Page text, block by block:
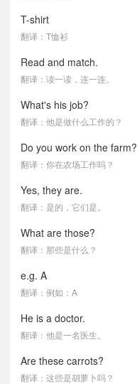
T-shirt
翻译：T恤衫
Read and match.
翻译：读一读，连一连。
What's his job?
翻译：他是做什么工作的？
Do you work on the farm?
翻译：你在农场工作吗？
Yes, they are.
翻译：是的，它们是。
What are those?
翻译：那些是什么？
e.g. A
翻译：例如：A
He is a doctor.
翻译：他是一名医生。
Are these carrots?
翻译：这些是胡萝卜吗？